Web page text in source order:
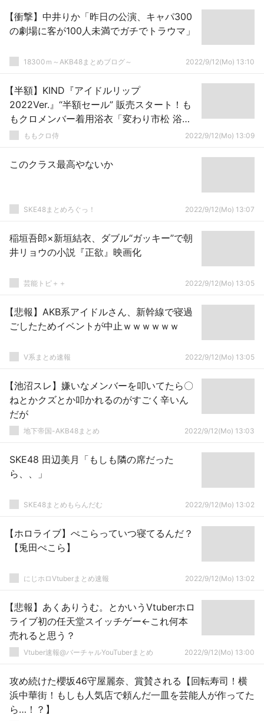
【衝撃】中井りか「昨日の公演、キャパ300
の劇場に客が100人未満でガチでトラウマ」
18300ｍ～AKB48まとめブログ～ 2022/9/12(Mo) 13:10
【半額】KIND『アイドルリップ
2022Ver.』“半額セール” 販売スタート！も
もクロメンバー着用浴衣「変わり市松 浴
衣」も販売中！
ももクロ侍 2022/9/12(Mo) 13:09
このクラス最高やないか
SKE48まとめろぐっ！ 2022/9/12(Mo) 13:07
稲垣吾郎×新垣結衣、ダブル“ガッキー”で朝
井リョウの小説『正欲』映画化
芸能トピ＋＋ 2022/9/12(Mo) 13:05
【悲報】AKB系アイドルさん、新幹線で寝過
ごしたためイベントが中止ｗｗｗｗｗｗ
V系まとめ速報 2022/9/12(Mo) 13:05
【池沼スレ】嫌いなメンバーを叩いてたら〇
ねとかクズとか叩かれるのがすごく辛いん
だが
地下帝国-AKB48まとめ 2022/9/12(Mo) 13:03
SKE48 田辺美月「もしも隣の席だった
ら、、」
SKE48まとめもらんだむ 2022/9/12(Mo) 13:02
【ホロライブ】ぺこらっていつ寝てるんだ？
【兎田ぺこら】
にじホロVtuberまとめ速報 2022/9/12(Mo) 13:02
【悲報】あくありうむ。とかいうVtuberホロ
ライブ初の任天堂スイッチゲー←これ何本
売れると思う？
Vtuber速報@バーチャルYouTuberまとめ 2022/9/12(Mo) 13:00
攻め続けた櫻坂46守屋麗奈、賞賛される【回転寿司！横
浜中華街！もしも人気店で頼んだ一皿を芸能人が作ってた
ら…！？】